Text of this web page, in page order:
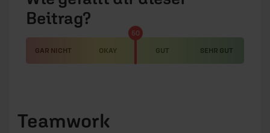
Beitrag?
GAR NICHT OKAY GUT SEHR GUT
50
Teamwork